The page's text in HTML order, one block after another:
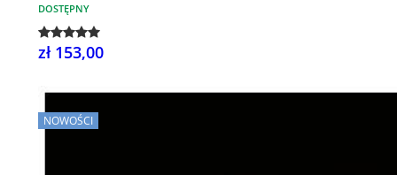
DOSTĘPNY
zł 153,00
NOWOŚCI